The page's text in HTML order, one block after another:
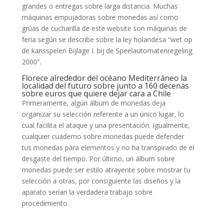
grandes o entregas sobre larga distancia. Muchas
máquinas empujadoras sobre monedas así­ como
grúas de cucharilla de este website son máquinas de
feria según se describe sobre la ley holandesa “wet op
de kansspelen Bijlage I. bij de Speelautomatenregeling
2000”.
Florece alrededor del océano Mediterráneo la
localidad del futuro sobre junto a 160 decenas
sobre euros que quiere dejar cara a Chile
Primeramente, algún álbum de monedas deja
organizar su selección referente a un único lugar, lo
cual facilita el ataque y una presentación. Igualmente,
cualquier cuaderno sobre monedas puede defender
tus monedas para elementos y no ha transpirado de el
desgaste del tiempo. Por último, un álbum sobre
monedas puede ser estilo atrayente sobre mostrar tu
selección a otras, por consiguiente las diseños y la
aparato serían la verdadera trabajo sobre
procedimiento.